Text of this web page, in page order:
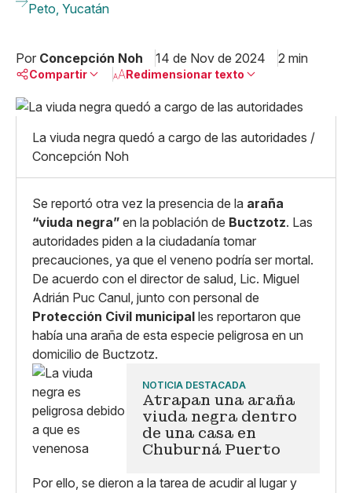
Peto, Yucatán
Por Concepción Noh 14 de Nov de 2024 2 min
Compartir
Facebook
X
Whatsapp
Copiar enlace
Redimensionar texto
Mediano
La viuda negra quedó a cargo de las autoridades /
Concepción Noh
Se reportó otra vez la presencia de la araña
“viuda negra” en la población de Buctzotz. Las
autoridades piden a la ciudadanía tomar
precauciones, ya que el veneno podría ser mortal.
De acuerdo con el director de salud, Lic. Miguel
Adrián Puc Canul, junto con personal de
Protección Civil municipal les reportaron que
había una araña de esta especie peligrosa en un
domicilio de Buctzotz.
NOTICIA DESTACADA
Atrapan una araña
viuda negra dentro
de una casa en
Chuburná Puerto
Por ello, se dieron a la tarea de acudir al lugar y